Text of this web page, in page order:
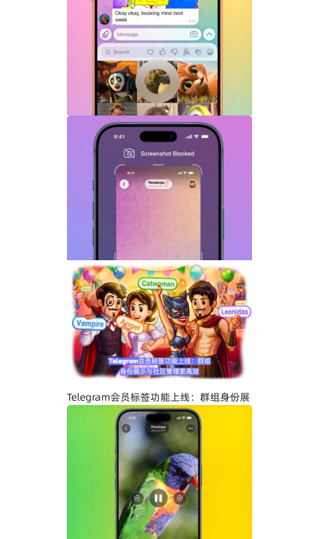
Telegram机器人流式响应功能详解：AI回
复实时生成体验升级
Telegram GIF标题功能上线：动态图也能
添加文字说明与表情内容
Telegram关闭私聊分享功能详解：增强聊
天隐私与内容保护
Telegram会员标签功能上线：群组身份展
示与社区管理更高效